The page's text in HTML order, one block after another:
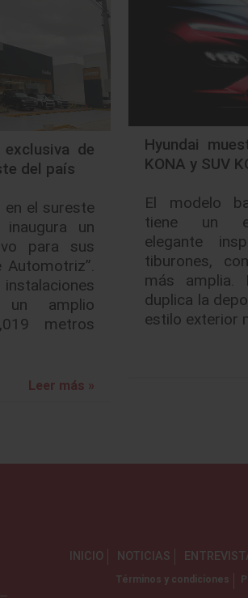
de
del país
en el sureste
un
para sus
Automotriz”.
un amplio
metros
Leer más »
Hyundai
KONA y SUV
El modelo
tiene un
elegante
tiburones,
más amplia.
duplica la
estilo exterior
INICIO NOTICIAS
Términos y condiciones